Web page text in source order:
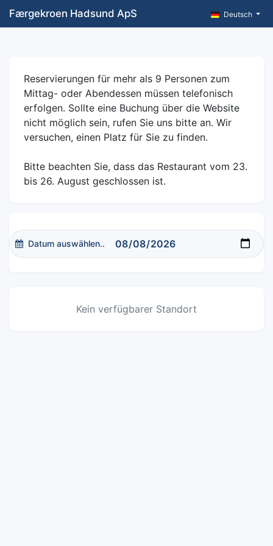
Færgekroen Hadsund ApS Deutsch
Reservierungen für mehr als 9 Personen zum
Mittag- oder Abendessen müssen telefonisch
erfolgen. Sollte eine Buchung über die Website
nicht möglich sein, rufen Sie uns bitte an. Wir
versuchen, einen Platz für Sie zu finden.
Bitte beachten Sie, dass das Restaurant vom 23.
bis 26. August geschlossen ist.
Datum auswählen..
Kein verfügbarer Standort